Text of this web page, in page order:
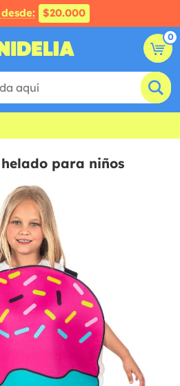
$20.000
0
para niños